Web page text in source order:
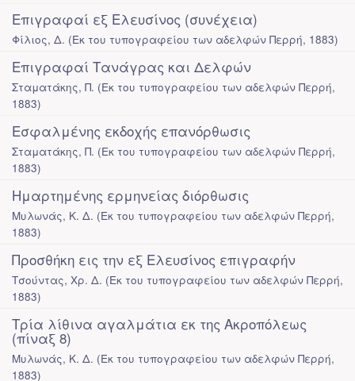
Επιγραφαί εξ Ελευσίνος (συνέχεια)
Φίλιος, Δ. (Εκ του τυπογραφείου των αδελφών Περρή, 1883)
Επιγραφαί Τανάγρας και Δελφών
Σταματάκης, Π. (Εκ του τυπογραφείου των αδελφών Περρή,
1883)
Εσφαλμένης εκδοχής επανόρθωσις
Σταματάκης, Π. (Εκ του τυπογραφείου των αδελφών Περρή,
1883)
Ημαρτημένης ερμηνείας διόρθωσις
Μυλωνάς, Κ. Δ. (Εκ του τυπογραφείου των αδελφών Περρή,
1883)
Προσθήκη εις την εξ Ελευσίνος επιγραφήν
Τσούντας, Χρ. Δ. (Εκ του τυπογραφείου των αδελφών Περρή,
1883)
Τρία λίθινα αγαλμάτια εκ της Ακροπόλεως
(πίναξ 8)
Μυλωνάς, Κ. Δ. (Εκ του τυπογραφείου των αδελφών Περρή,
1883)